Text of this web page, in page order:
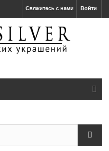
Войти
Свяжитесь с нами